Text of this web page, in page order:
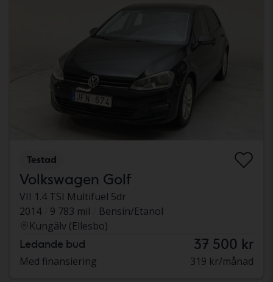
Testad
Volkswagen Golf
VII 1.4 TSI Multifuel 5dr
2014
9 783 mil
Bensin/Etanol
Kungälv (Ellesbo)
Ledande bud 37 500 kr
Med finansiering 319 kr/månad